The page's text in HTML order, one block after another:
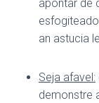
apontar de
an astucia
Seja afavel:
demonstre